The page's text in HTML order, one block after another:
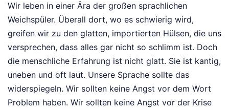
Wir leben in einer Ära der großen sprachlichen
Weichspüler. Überall dort, wo es schwierig wird,
greifen wir zu den glatten, importierten Hülsen, die uns
versprechen, dass alles gar nicht so schlimm ist. Doch
die menschliche Erfahrung ist nicht glatt. Sie ist kantig,
uneben und oft laut. Unsere Sprache sollte das
widerspiegeln. Wir sollten keine Angst vor dem Wort
Problem haben. Wir sollten keine Angst vor der Krise